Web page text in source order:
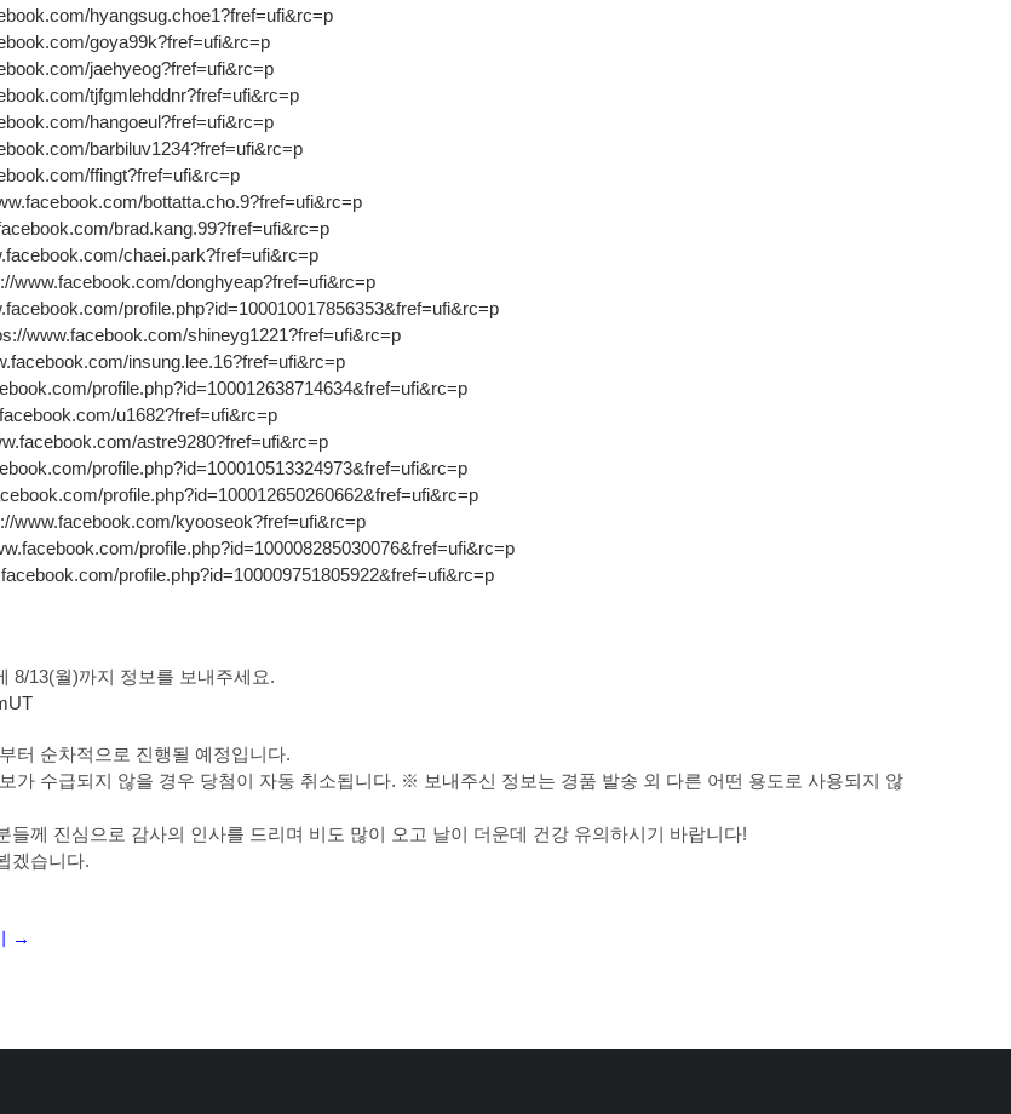
hyangsug.choe1?fref=ufi&rc=p
goya99k?fref=ufi&rc=p
jaehyeog?fref=ufi&rc=p
tjfgmlehddnr?fref=ufi&rc=p
hangoeul?fref=ufi&rc=p
barbiluv1234?fref=ufi&rc=p
ffingt?fref=ufi&rc=p
bottatta.cho.9?fref=ufi&rc=p
brad.kang.99?fref=ufi&rc=p
chaei.park?fref=ufi&rc=p
www.facebook.com/donghyeap?fref=ufi&rc=p
profile.php?id=100010017856353&fref=ufi&rc=p
www.facebook.com/shineyg1221?fref=ufi&rc=p
insung.lee.16?fref=ufi&rc=p
profile.php?id=100012638714634&fref=ufi&rc=p
u1682?fref=ufi&rc=p
astre9280?fref=ufi&rc=p
profile.php?id=100010513324973&fref=ufi&rc=p
profile.php?id=100012650260662&fref=ufi&rc=p
www.facebook.com/kyooseok?fref=ufi&rc=p
profile.php?id=100008285030076&fref=ufi&rc=p
profile.php?id=100009751805922&fref=ufi&rc=p
8/13(월)까지 정보를 보내주세요.
터 순차적으로 진행될 예정입니다.
가 수급되지 않을 경우 당첨이 자동 취소됩니다. ※ 보내주신 정보는 경품 발송 외 다른 어떤 용도로 사용되지 않
들께 진심으로 감사의 인사를 드리며 비도 많이 오고 날이 더운데 건강 유의하시기 바랍니다!
겠습니다.
→